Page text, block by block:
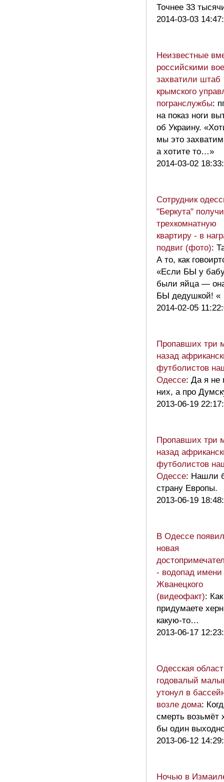
Точнее 33
2014-03-03
Неизвестные
российскими
захватили штаб
крымского
погранслужбы:
на показ ноги
об Украину.
мы это
а хотите то…»
2014-03-02
Сотрудник
"Беркута"
трехкомнатную
квартиру - в
подвиг (фото):
А то, как
«Если БЫ у
были яйца —
БЫ дедушкой!
2014-02-05
Пропавших три
назад
футболистов
Одессе: Да я не
них, а про
2013-06-19
Пропавших три
назад
футболистов
Одессе: Нашли
страну Европы.
2013-06-19
В Одессе
новая
- водопад имени
Жванецкого
(видеофакт): Как
придумаете
какую-то…
2013-06-17
Одесская
годовалый
утонул в
возле дома:
смерть возьмёт
бы один
2013-06-12
Ночью в